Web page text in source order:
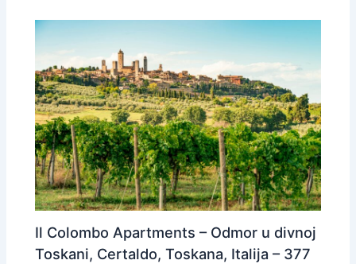
Il Colombo Apartments – Odmor u divnoj
Toskani, Certaldo, Toskana, Italija – 377